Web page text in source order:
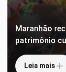
Maranhão
patrimônio
Leia mais